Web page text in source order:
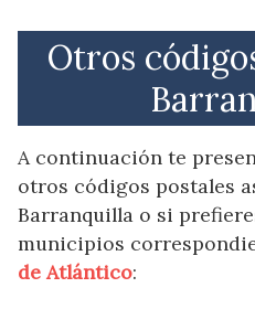
Otros
A continuación te
otros códigos postales
Barranquilla o si
municipios
de Atlántico: